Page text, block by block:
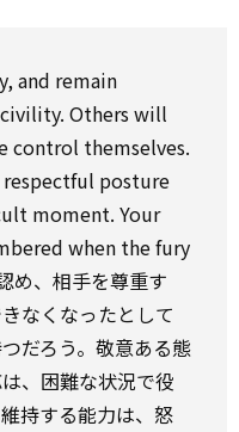
and remain
civility. Others will
control themselves.
respectful posture
moment. Your
when thefury
め、相手を尊重す
なくなったとして
だろう。敬意ある態
、困難な状況で役
持する能力は、怒